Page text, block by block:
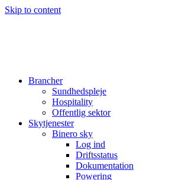
Skip to content
Brancher
Sundhedspleje
Hospitality
Offentlig sektor
Skytjenester
Binero sky
Log ind
Driftsstatus
Dokumentation
Powering